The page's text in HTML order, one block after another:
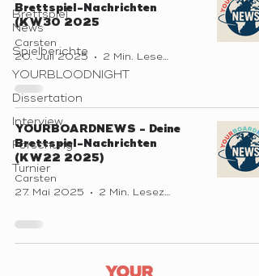
Brettspiel
News
Spielberichte
YOURBLOODNIGHT
Dissertation
Interview
Forschung
Turnier
Brettspiel-Nachrichten
(KW30 2025
Carsten
20. Juli 2025
2 Min. Lesezeit
YOURBOARDNEWS - Deine
Brettspiel-Nachrichten
(KW22 2025)
Carsten
27. Mai 2025
2 Min. Lesezeit